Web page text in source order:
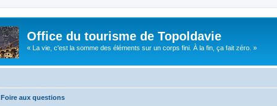
Office du tourisme de Topoldavie
« La vie, c'est la somme des éléments sur un corps fini. À la fin, ça fait zéro. »
Foire aux questions